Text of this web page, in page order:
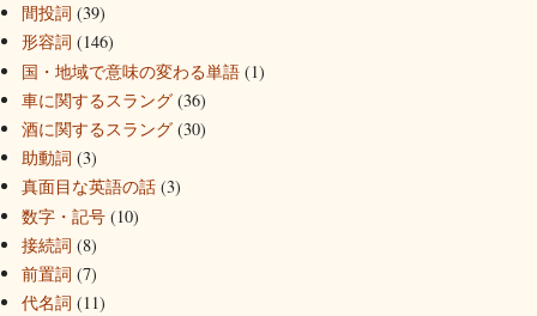
間投詞 (39)
形容詞 (146)
国・地域で意味の変わる単語 (1)
車に関するスラング (36)
酒に関するスラング (30)
助動詞 (3)
真面目な英語の話 (3)
数字・記号 (10)
接続詞 (8)
前置詞 (7)
代名詞 (11)